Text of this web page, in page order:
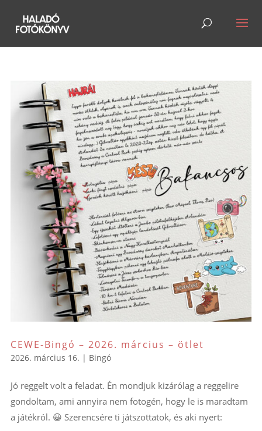
CEWE-Bingó – 2026. március – ötlet
2026. március 16. | Bingó
Jó reggelt volt a feladat. Én mondjuk kizárólag a reggelire
gondoltam, ami annyira nem fotogén, hogy le is maradtam
a játékról. 😀 Szerencsére ti játszottatok, és aki nyert: